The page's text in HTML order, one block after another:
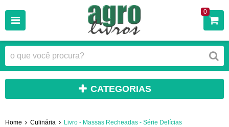
0
CATEGORIAS
Home Culinária Livro - Massas Recheadas - Série Delícias